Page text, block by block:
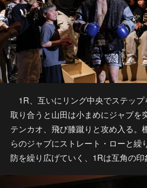
1R、互いにリング中央でステップ
取り合うと山田は小まめにジャブを
テンカオ、飛び膝蹴りと攻め入る。
らのジャブにストレート・ローと繰
防を繰り広げていく、1Rは互角の印